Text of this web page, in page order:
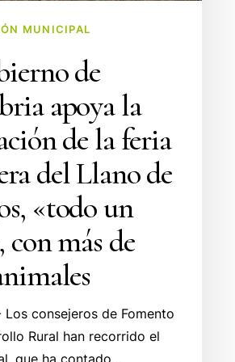
MUNICIPAL
de
apoya la
de la feria
del Llano de
«todo un
con más de
Los consejeros de Fomento
Rural han recorrido el
que ha contado…